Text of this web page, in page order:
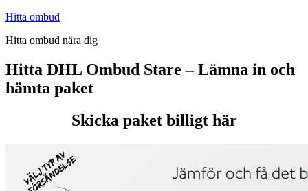
Hoppa
innehåll
Hitta ombud
Hitta ombud nära dig
Hitta DHL Ombud Stare – Lämna in och
hämta paket
Skicka paket billigt här